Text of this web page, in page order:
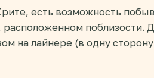
есть возможность
поблизости.
на лайнере (в одну сторону